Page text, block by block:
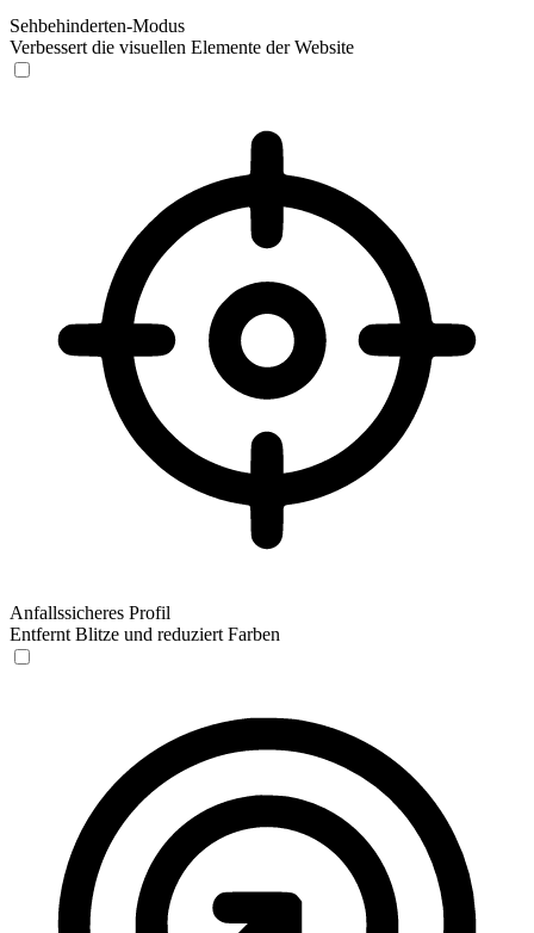
Sehbehinderten-Modus
Verbessert die visuellen Elemente der Website
Anfallssicheres Profil
Entfernt Blitze und reduziert Farben